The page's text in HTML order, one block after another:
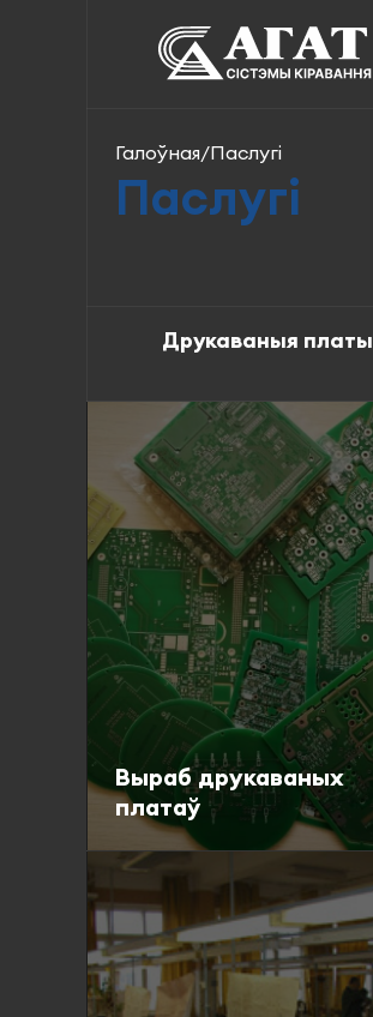
Галоўная/Паслугі
Паслугі
Друкаваныя платы
Выраб друкаваных
платаў
Падрабязна